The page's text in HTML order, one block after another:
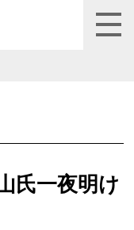
一夜明け